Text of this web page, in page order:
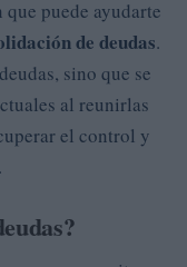
puede ayudarte
de deudas.
sino que se
al reunirlas
el control y